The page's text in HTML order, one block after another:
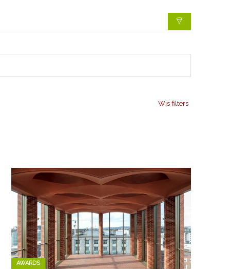
Wis filters
AWARDS